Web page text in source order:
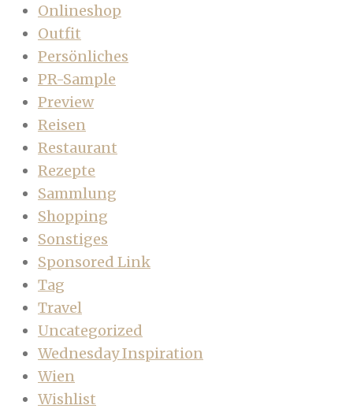
Onlineshop
Outfit
Persönliches
PR-Sample
Preview
Reisen
Restaurant
Rezepte
Sammlung
Shopping
Sonstiges
Sponsored Link
Tag
Travel
Uncategorized
Wednesday Inspiration
Wien
Wishlist